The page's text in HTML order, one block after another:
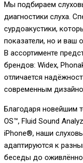
Мы подбираем
диагностики слуха.
сурдоакустики,
показатели, но и ваш
В ассортименте
брендов: Widex,
отличается
современным
Благодаря новейшим
OS™, Fluid Sound
iPhone®, наши
адаптируются к
беседы до